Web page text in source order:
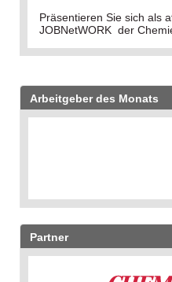
Präsentieren Sie sich als
JOBNetWORK der
Arbeitgeber des Monats
Partner